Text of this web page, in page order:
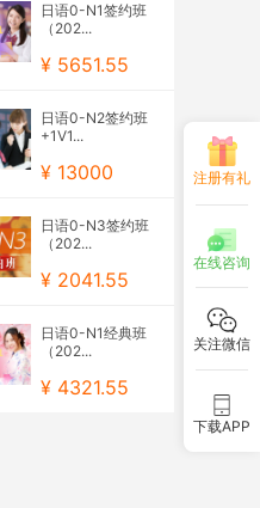
日语0-N1签约班
（202...
¥ 5651.55
日语0-N2签约班
+1V1...
¥ 13000
日语0-N3签约班
（202...
¥ 2041.55
日语0-N1经典班
（202...
¥ 4321.55
注册有礼
在线咨询
关注微信
下载APP